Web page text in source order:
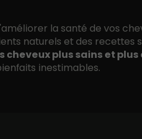
la santé de vos
naturels et des recettes
cheveux plus sains et
inestimables.